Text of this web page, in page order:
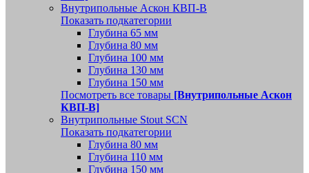
Внутрипольные Аскон КВП-В
Показать подкатегории
Глубина 65 мм
Глубина 80 мм
Глубина 100 мм
Глубина 130 мм
Глубина 150 мм
Посмотреть все товары [Внутрипольные Аскон
КВП-В]
Внутрипольные Stout SCN
Показать подкатегории
Глубина 80 мм
Глубина 110 мм
Глубина 150 мм